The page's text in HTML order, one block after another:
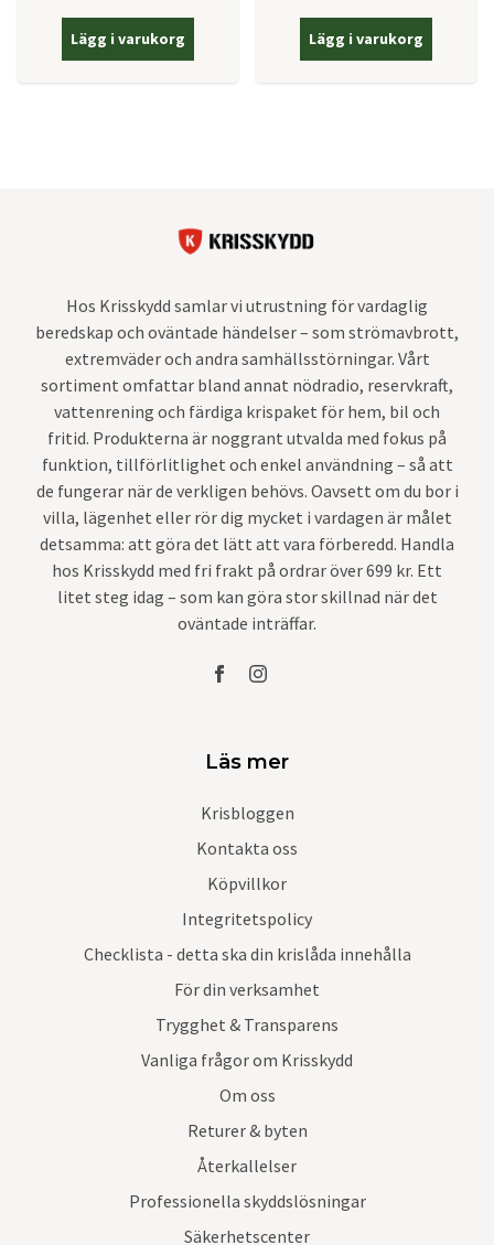
Lägg i varukorg Lägg i varukorg
Hos Krisskydd samlar vi utrustning för vardaglig
beredskap och oväntade händelser – som strömavbrott,
extremväder och andra samhällsstörningar. Vårt
sortiment omfattar bland annat nödradio, reservkraft,
vattenrening och färdiga krispaket för hem, bil och
fritid. Produkterna är noggrant utvalda med fokus på
funktion, tillförlitlighet och enkel användning – så att
de fungerar när de verkligen behövs. Oavsett om du bor i
villa, lägenhet eller rör dig mycket i vardagen är målet
detsamma: att göra det lätt att vara förberedd. Handla
hos Krisskydd med fri frakt på ordrar över 699 kr. Ett
litet steg idag – som kan göra stor skillnad när det
oväntade inträffar.
Läs mer
Krisbloggen
Kontakta oss
Köpvillkor
Integritetspolicy
Checklista - detta ska din krislåda innehålla
För din verksamhet
Trygghet & Transparens
Vanliga frågor om Krisskydd
Om oss
Returer & byten
Återkallelser
Professionella skyddslösningar
Säkerhetscenter